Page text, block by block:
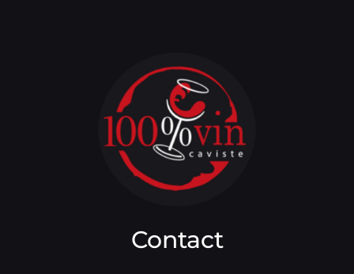
Contact